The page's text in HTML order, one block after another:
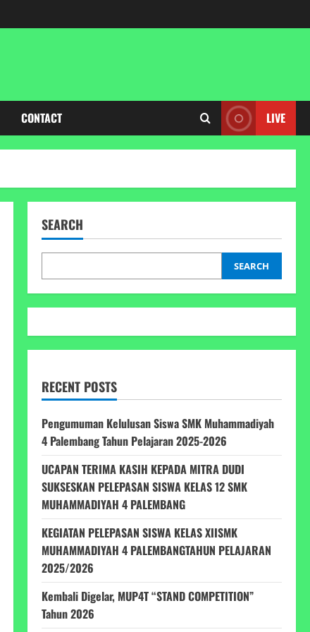
CONTACT LIVE
SEARCH
SEARCH
RECENT POSTS
Pengumuman Kelulusan Siswa SMK Muhammadiyah
4 Palembang Tahun Pelajaran 2025-2026
UCAPAN TERIMA KASIH KEPADA MITRA DUDI
SUKSESKAN PELEPASAN SISWA KELAS 12 SMK
MUHAMMADIYAH 4 PALEMBANG
KEGIATAN PELEPASAN SISWA KELAS XIISMK
MUHAMMADIYAH 4 PALEMBANGTAHUN PELAJARAN
2025/2026
Kembali Digelar, MUP4T “STAND COMPETITION”
Tahun 2026